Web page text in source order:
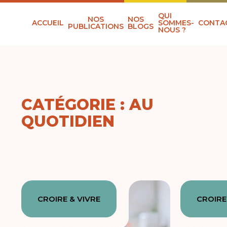
ACCUEIL NOS
PUBLICATIONS
NOS
BLOGS
QUI
SOMMES-
NOUS ?
CATÉGORIE : AU
QUOTIDIEN
CROIRE & VIVRE